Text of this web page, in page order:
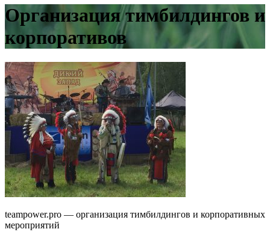
Организация тимбилдингов и
корпоративов
teampower.pro — организация тимбилдингов и корпоративных
мероприятий